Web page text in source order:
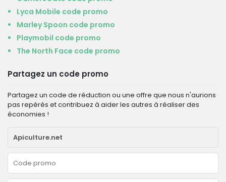
Lyca Mobile code promo
Marley Spoon code promo
Playmobil code promo
The North Face code promo
Partagez un code promo
Partagez un code de réduction ou une offre que nous n'aurions
pas repérés et contribuez à aider les autres à réaliser des
économies !